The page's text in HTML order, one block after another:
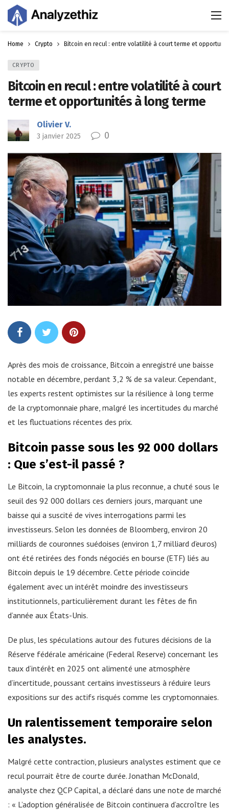
Home Crypto Bitcoin en recul : entre volatilité à court terme et
CRYPTO
Bitcoin en recul : entre volatilité à court
terme et opportunités à long terme
Olivier V.
3 janvier 2025 0
Après des mois de croissance, Bitcoin a enregistré une baisse
notable en décembre, perdant 3,2 % de sa valeur. Cependant,
les experts restent optimistes sur la résilience à long terme
de la cryptomonnaie phare, malgré les incertitudes du marché
et les fluctuations récentes des prix.
Bitcoin passe sous les 92 000 dollars
: Que s’est-il passé ?
Le Bitcoin, la cryptomonnaie la plus reconnue, a chuté sous le
seuil des 92 000 dollars ces derniers jours, marquant une
baisse qui a suscité de vives interrogations parmi les
investisseurs. Selon les données de Bloomberg, environ 20
milliards de couronnes suédoises (environ 1,7 milliard d’euros)
ont été retirées des fonds négociés en bourse (ETF) liés au
Bitcoin depuis le 19 décembre. Cette période coïncide
également avec un intérêt moindre des investisseurs
institutionnels, particulièrement durant les fêtes de fin
d’année aux États-Unis.
De plus, les spéculations autour des futures décisions de la
Réserve fédérale américaine (Federal Reserve) concernant les
taux d’intérêt en 2025 ont alimenté une atmosphère
d’incertitude, poussant certains investisseurs à réduire leurs
expositions sur des actifs risqués comme les cryptomonnaies.
Un ralentissement temporaire selon
les analystes.
Malgré cette contraction, plusieurs analystes estiment que ce
recul pourrait être de courte durée. Jonathan McDonald,
analyste chez QCP Capital, a déclaré dans une note de marché
: « L’adoption généralisée de Bitcoin continuera d’accroître les